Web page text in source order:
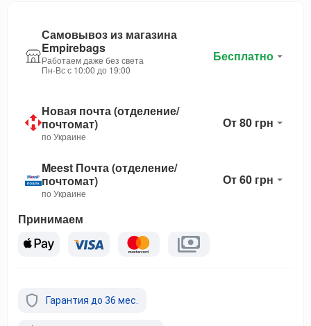
Самовывоз из магазина
Empirebags
Работаем даже без света
Пн-Вс с 10:00 до 19:00
Бесплатно
Новая почта (отделение/
почтомат)
по Украине
От 80 грн
Meest Почта (отделение/
почтомат)
по Украине
От 60 грн
Принимаем
Гарантия до 36 мес.